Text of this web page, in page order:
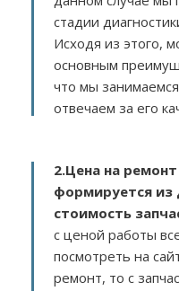
стадии
Исходя из этого,
основным
что мы
отвечаем за его
2.Цена на ремонт
формируется из
стоимость
с ценой работы
посмотреть на
ремонт, то с